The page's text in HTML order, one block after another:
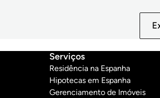
Serviços
Residência na Espanha
Hipotecas em Espanha
Gerenciamento de Imóveis